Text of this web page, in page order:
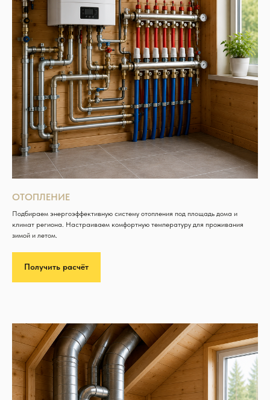
ОТОПЛЕНИЕ
Подбираем энергоэффективную систему отопления под площадь дома и
климат региона. Настраиваем комфортную температуру для проживания
зимой и летом.
Получить расчёт